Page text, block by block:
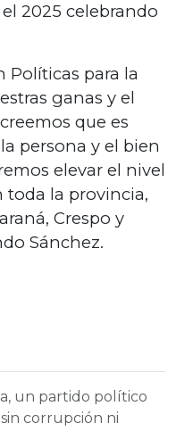
2025 celebrando
Políticas para la
ganas y el
que es
persona y el bien
elevar el nivel
toda la provincia,
Crespo y
Sánchez.
un partido político
corrupción ni